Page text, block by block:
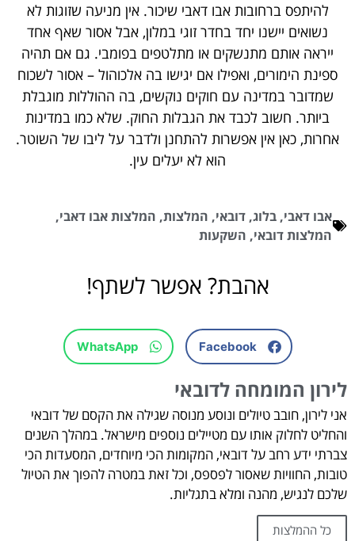
להיתפס ברחובות אבו דאבי שיכור. אין מניעה שזוגות לא
נשואים יישנו יחד בחדר זוגי במלון, אבל אסור שאף אחד
ייראה אותם מתנשקים או מתלטפים בפומבי. גם אם תהיה
ספינת הימורים, ואפילו אם יגישו בה אלכוהול – אסור לשכוח
שמדובר במדינה עם חוקים נוקשים, בה ההוללות מוגבלת
ביותר. חשוב לכבד את הגבלות החוק. שלא כמו במדינות
אחרות, כאן אין אפשרות להתחנן ולדבר על ליבו של השוטר.
הוא לא יעלים עין.
אבו דאבי, בלוג, דובאי, המלצות, המלצות אבו דאבי,
המלצות דובאי, השקעות
אהבת? אפשר לשתף!
Facebook
WhatsApp
לירון המומחה לדובאי
אני לירון, חובב טיולים ונוסע מנוסה שגילה את הקסם של דובאי
והחליט לחלוק אותו עם מטיילים נוספים מישראל. במהלך השנים
צברתי ידע רחב על דובאי, המקומות הכי מיוחדים, המסעדות הכי
טובות, החוויות שאסור לפספס, וכל זאת במטרה להפוך את הטיול
שלכם לנגיש, מהנה ומלא בתגליות.
כל ההמלצות